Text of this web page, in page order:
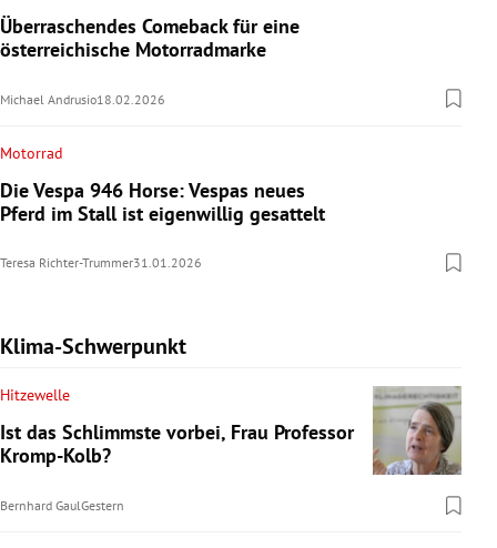
Überraschendes Comeback für eine
österreichische Motorradmarke
Michael Andrusio18.02.2026
Motorrad
Die Vespa 946 Horse: Vespas neues
Pferd im Stall ist eigenwillig gesattelt
Teresa Richter-Trummer31.01.2026
Klima-Schwerpunkt
Hitzewelle
Ist das Schlimmste vorbei, Frau Professor
Kromp-Kolb?
Bernhard GaulGestern